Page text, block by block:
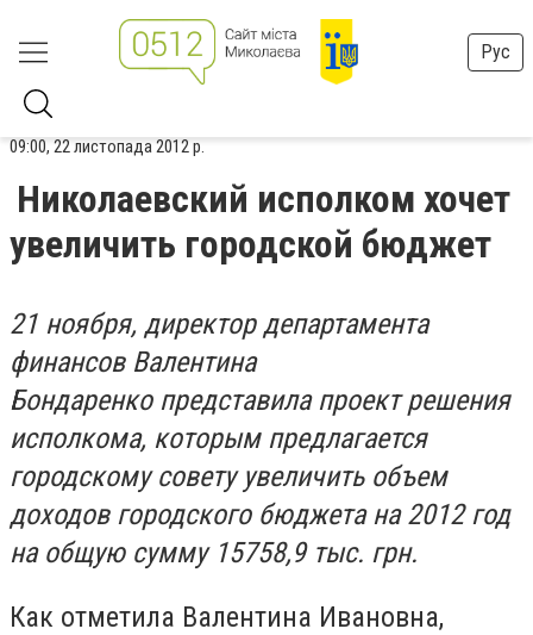
Рус
09:00, 22 листопада 2012 р.
Николаевский исполком хочет
увеличить городской бюджет
21 ноября, директор департамента
финансов Валентина
Бондаренко представила проект решения
исполкома, которым предлагается
городскому совету увеличить объем
доходов городского бюджета на 2012 год
на общую сумму 15758,9 тыс. грн.
Как отметила Валентина Ивановна,